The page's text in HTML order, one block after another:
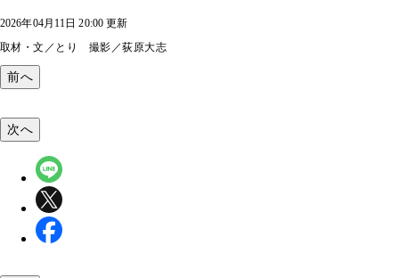
2026年04月11日 20:00 更新
取材・文／とり 撮影／荻原大志
前へ
次へ